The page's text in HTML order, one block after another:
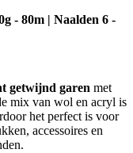
- 80m | Naalden 6 -
getwijnd garen met
mix van wol en acryl is
het perfect is voor
accessoires en